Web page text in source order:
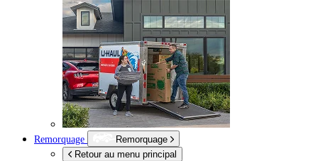
Remorquage
Remorquage
Retour au menu principal